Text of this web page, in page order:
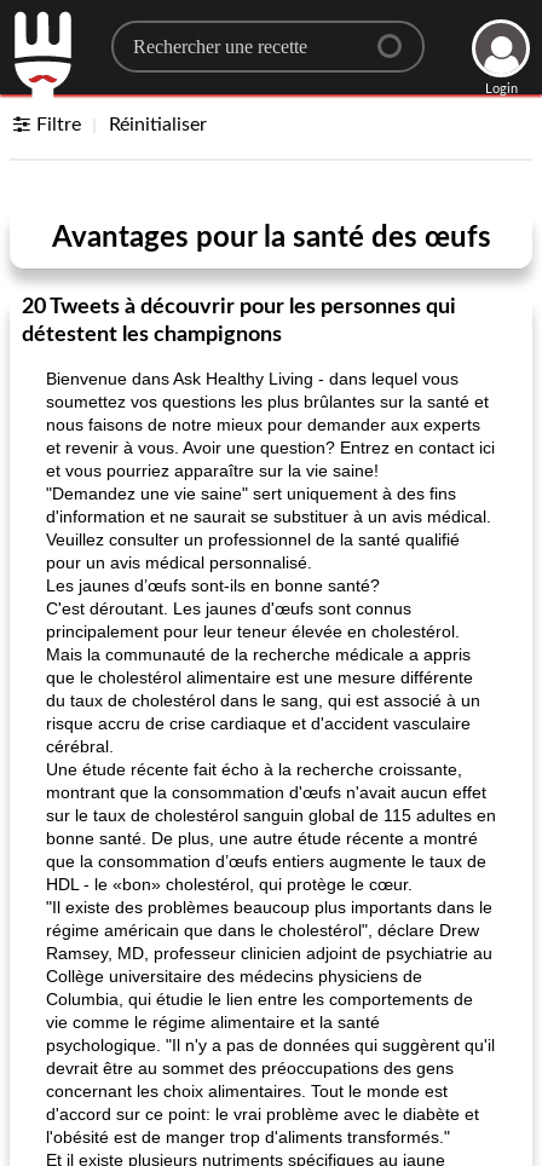
Search for a recipe
Login
Filtre Réinitialiser
Avantages pour la santé des œufs
20 Tweets à découvrir pour les personnes qui
détestent les champignons
Bienvenue dans Ask Healthy Living - dans lequel vous
soumettez vos questions les plus brûlantes sur la santé et
nous faisons de notre mieux pour demander aux experts
et revenir à vous. Avoir une question? Entrez en contact ici
et vous pourriez apparaître sur la vie saine!
"Demandez une vie saine" sert uniquement à des fins
d'information et ne saurait se substituer à un avis médical.
Veuillez consulter un professionnel de la santé qualifié
pour un avis médical personnalisé.
Les jaunes d’œufs sont-ils en bonne santé?
C'est déroutant. Les jaunes d'œufs sont connus
principalement pour leur teneur élevée en cholestérol.
Mais la communauté de la recherche médicale a appris
que le cholestérol alimentaire est une mesure différente
du taux de cholestérol dans le sang, qui est associé à un
risque accru de crise cardiaque et d'accident vasculaire
cérébral.
Une étude récente fait écho à la recherche croissante,
montrant que la consommation d'œufs n'avait aucun effet
sur le taux de cholestérol sanguin global de 115 adultes en
bonne santé. De plus, une autre étude récente a montré
que la consommation d’œufs entiers augmente le taux de
HDL - le «bon» cholestérol, qui protège le cœur.
"Il existe des problèmes beaucoup plus importants dans le
régime américain que dans le cholestérol", déclare Drew
Ramsey, MD, professeur clinicien adjoint de psychiatrie au
Collège universitaire des médecins physiciens de
Columbia, qui étudie le lien entre les comportements de
vie comme le régime alimentaire et la santé
psychologique. "Il n'y a pas de données qui suggèrent qu'il
devrait être au sommet des préoccupations des gens
concernant les choix alimentaires. Tout le monde est
d'accord sur ce point: le vrai problème avec le diabète et
l'obésité est de manger trop d'aliments transformés."
Et il existe plusieurs nutriments spécifiques au jaune